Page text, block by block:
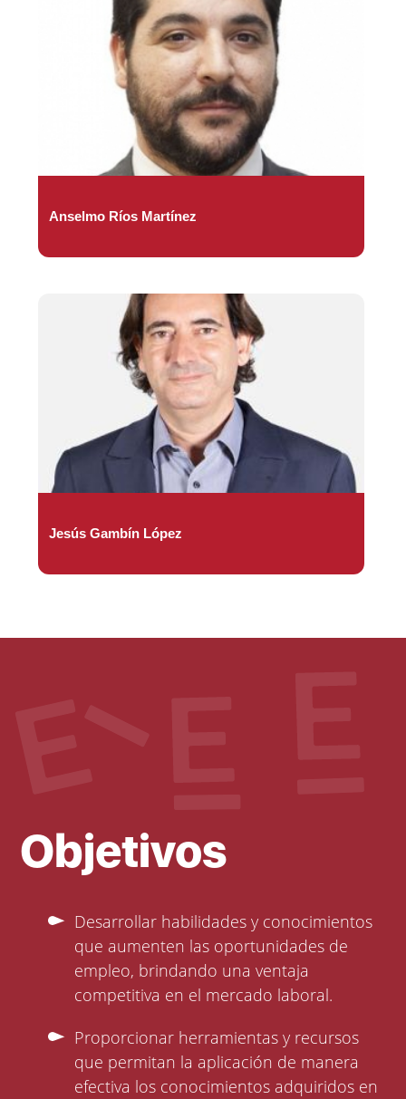
Anselmo Ríos Martínez
Jesús Gambín López
Objetivos
Desarrollar habilidades y conocimientos
que aumenten las oportunidades de
empleo, brindando una ventaja
competitiva en el mercado laboral.
Proporcionar herramientas y recursos
que permitan la aplicación de manera
efectiva los conocimientos adquiridos en